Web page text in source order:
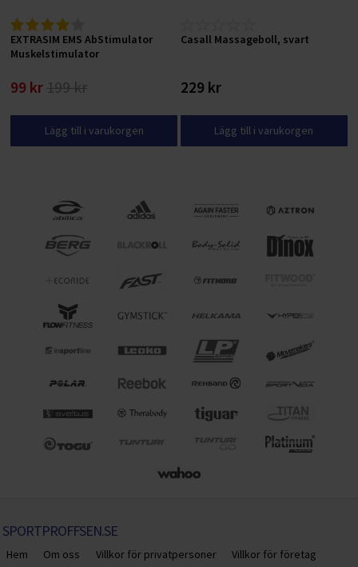
EXTRASIM EMS AbStimulator
Muskelstimulator
99 kr 199 kr
Lägg till i varukorgen
Casall Massageboll, svart
229 kr
Lägg till i varukorgen
SPORTPROFFSEN.SE
Hem Om oss Villkor för privatpersoner
Villkor för företag